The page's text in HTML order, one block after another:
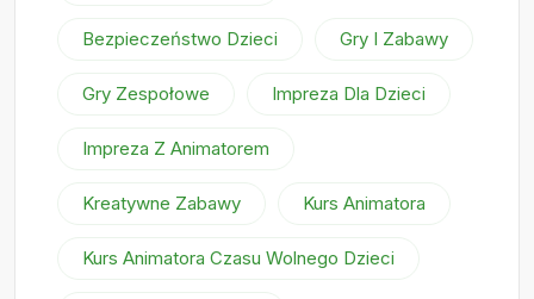
Bezpieczeństwo Dzieci Gry I Zabawy
Gry Zespołowe Impreza Dla Dzieci
Impreza Z Animatorem
Kreatywne Zabawy Kurs Animatora
Kurs Animatora Czasu Wolnego Dzieci